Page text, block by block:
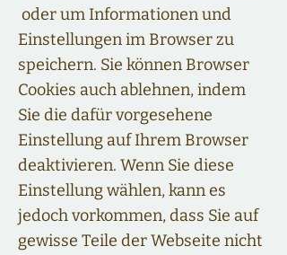
oder um Informationen und
Einstellungen im Browser zu
speichern. Sie können Browser
Cookies auch ablehnen, indem
Sie die dafür vorgesehene
Einstellung auf Ihrem Browser
deaktivieren. Wenn Sie diese
Einstellung wählen, kann es
jedoch vorkommen, dass Sie auf
gewisse Teile der Webseite nicht